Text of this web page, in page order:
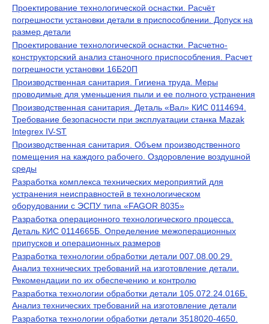
Проектирование технологической оснастки. Расчёт
погрешности установки детали в приспособлении. Допуск на
размер детали
Проектирование технологической оснастки. Расчетно-
конструкторский анализ станочного приспособления. Расчет
погрешности установки 16Б20П
Производственная санитария. Гигиена труда. Меры
проводимые для уменьшения пыли и ее полного устранения
Производственная санитария. Деталь «Вал» КИС 0114694.
Требование безопасности при эксплуатации станка Mazak
Integrex IV-ST
Производственная санитария. Объем производственного
помещения на каждого рабочего. Оздоровление воздушной
среды
Разработка комплекса технических мероприятий для
устранения неисправностей в технологическом
оборудовании с ЭСПУ типа «FAGOR 8035»
Разработка операционного технологического процесса.
Деталь КИС 0114665Б. Определение межоперационных
припусков и операционных размеров
Разработка технологии обработки детали 007.08.00.29.
Анализ технических требований на изготовление детали.
Рекомендации по их обеспечению и контролю
Разработка технологии обработки детали 105.072.24.016Б.
Анализ технических требований на изготовление детали
Разработка технологии обработки детали 3518020-4650.